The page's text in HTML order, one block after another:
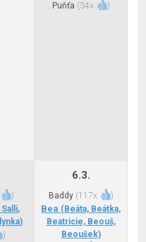
Puňťa (34x )
)
)
6.3.
Baddy (117x )
Bea (Beáta, Beátka,
Beatricie, Beouš,
Beoušek)